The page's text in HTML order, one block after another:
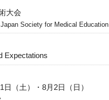
大会
Society for Medical Education
Expectations
（土）・8月2日（日）